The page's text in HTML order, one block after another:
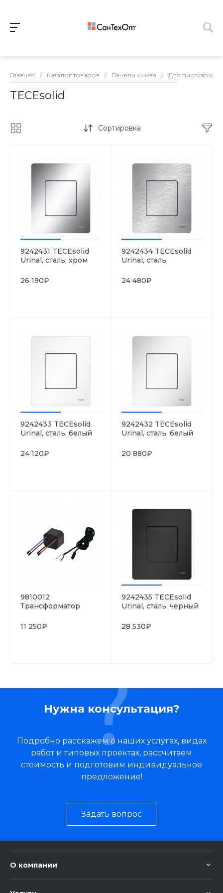
Главная / Каталог товаров / Панели смыва / Для писсуаров
TECEsolid
Сортировка
9242431 TECEsolid
Urinal, сталь, хром
26 190₽
9242434 TECEsolid
Urinal, сталь,
сатин
24 480₽
9242433 TECEsolid
Urinal, сталь, белый
24 120₽
9242432 TECEsolid
Urinal, сталь, белый
20 880₽
9810012
Трансформатор
бесконтактных
11 250₽
9242435 TECEsolid
Urinal, сталь, черный
28 530₽
Нужна консультация?
Подробно расскажем о наших услугах, видах
работ и типовых проектах, рассчитаем
стоимость и подготовим индивидуальное
предложение!
Задать вопрос
О компании